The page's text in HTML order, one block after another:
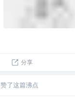
分享
赞了这篇沸点